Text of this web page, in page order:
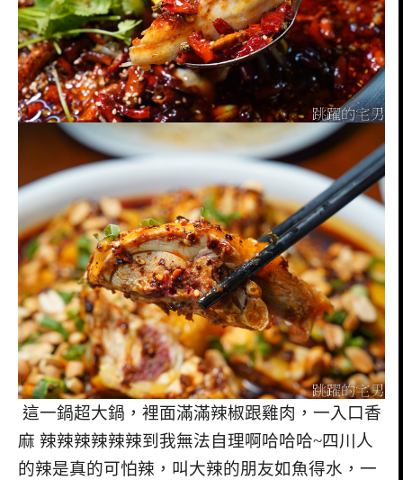
這一鍋超大鍋，裡面滿滿辣椒跟雞肉，一入口香
麻 辣辣辣辣辣辣到我無法自理啊哈哈哈~四川人
的辣是真的可怕辣，叫大辣的朋友如魚得水，一